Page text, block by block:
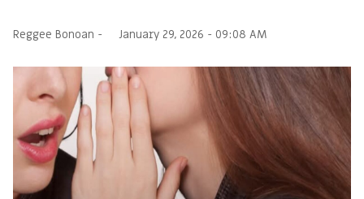
INQUIRER.NET
Reggee Bonoan - January 29, 2026 - 09:08 AM